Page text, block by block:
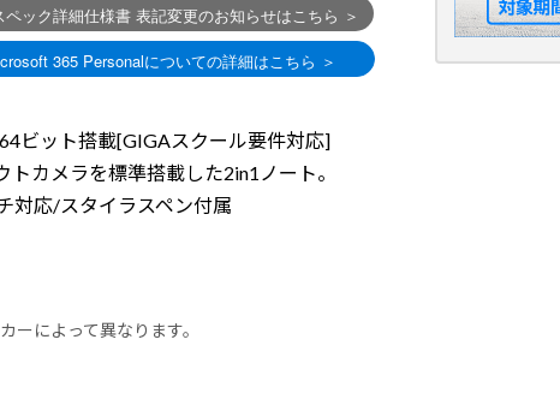
ビット搭載[GIGAスクール要件対応]
トカメラを標準搭載した2in1ノート。
対応/スタイラスペン付属
によって異なります。